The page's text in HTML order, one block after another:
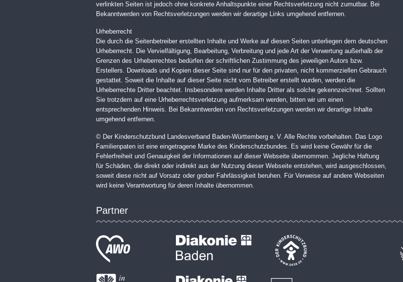
verlinkten Seiten ist jedoch ohne konkrete Anhaltspunkte einer Rechtsverletzung nicht zumutbar. Bei
Bekanntwerden von Rechtsverletzungen werden wir derartige Links umgehend entfernen.
Urheberrecht
Die durch die Seitenbetreiber erstellten Inhalte und Werke auf diesen Seiten unterliegen dem deutschen
Urheberrecht. Die Vervielfältigung, Bearbeitung, Verbreitung und jede Art der Verwertung außerhalb der
Grenzen des Urheberrechtes bedürfen der schriftlichen Zustimmung des jeweiligen Autors bzw.
Erstellers. Downloads und Kopien dieser Seite sind nur für den privaten, nicht kommerziellen Gebrauch
gestattet. Soweit die Inhalte auf dieser Seite nicht vom Betreiber erstellt wurden, werden die
Urheberrechte Dritter beachtet. Insbesondere werden Inhalte Dritter als solche gekennzeichnet. Sollten
Sie trotzdem auf eine Urheberrechtsverletzung aufmerksam werden, bitten wir um einen
entsprechenden Hinweis. Bei Bekanntwerden von Rechtsverletzungen werden wir derartige Inhalte
umgehend entfernen.
© Der Kinderschutzbund Landesverband Baden-Württemberg e. V. Alle Rechte vorbehalten. Das Logo
Familienpaten ist eine eingetragene Marke des Kinderschutzbundes. Es wird keine Gewähr für die
Fehlerfreiheit und Genauigkeit der Informationen auf dieser Webseite übernommen. Jegliche Haftung
für Schäden, die direkt oder indirekt aus der Nutzung dieser Webseite entstehen, wird ausgeschlossen,
soweit diese nicht auf Vorsatz oder grober Fahrlässigkeit beruhen. Für Verweise auf andere Webseiten
wird keine Verantwortung für deren Inhalte übernommen.
Partner